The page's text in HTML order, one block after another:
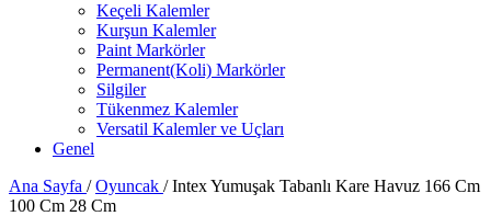
Keçeli Kalemler
Kurşun Kalemler
Paint Markörler
Permanent(Koli) Markörler
Silgiler
Tükenmez Kalemler
Versatil Kalemler ve Uçları
Genel
Ana Sayfa / Oyuncak / Intex Yumuşak Tabanlı Kare Havuz 166 Cm
100 Cm 28 Cm